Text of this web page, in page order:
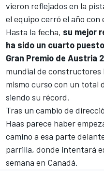
vieron reflejados en la
el equipo cerró el año con
Hasta la fecha, su mejor
ha sido un cuarto
Gran Premio de Austria
mundial de constructores
mismo curso con un total
siendo su récord.
Tras un cambio de
Haas parece haber
camino a esa parte
parrilla, donde intentará
semana en Canadá.